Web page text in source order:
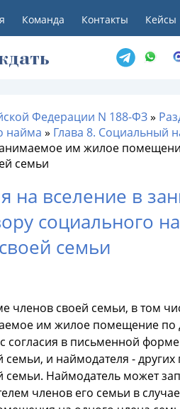
Команда Контакты Кейсы
Федерации N 188-ФЗ»
найма » Глава 8. Социальный
им жилое
семьи
на вселение в
социального
семьи
членов своей семьи, в том
им жилое помещение по
согласия в письменной
и наймодателя - других
Наймодатель может
членов его семьи в